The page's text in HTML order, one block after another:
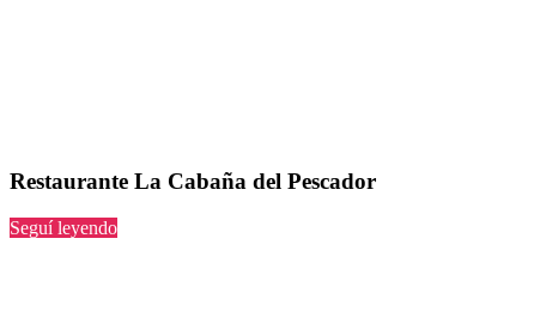
Restaurante La Cabaña del Pescador
Seguí leyendo“La